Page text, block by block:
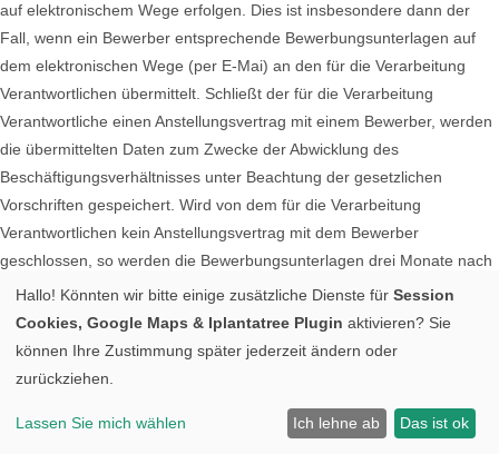
auf elektronischem Wege erfolgen. Dies ist insbesondere dann der
Fall, wenn ein Bewerber entsprechende Bewerbungsunterlagen auf
dem elektronischen Wege (per E-Mai) an den für die Verarbeitung
Verantwortlichen übermittelt. Schließt der für die Verarbeitung
Verantwortliche einen Anstellungsvertrag mit einem Bewerber, werden
die übermittelten Daten zum Zwecke der Abwicklung des
Beschäftigungsverhältnisses unter Beachtung der gesetzlichen
Vorschriften gespeichert. Wird von dem für die Verarbeitung
Verantwortlichen kein Anstellungsvertrag mit dem Bewerber
geschlossen, so werden die Bewerbungsunterlagen drei Monate nach
Bekanntgabe der Absageentscheidung automatisch gelöscht, sofern
einer Löschung keine sonstigen berechtigten Interessen des für die
Verarbeitung Verantwortlichen entgegenstehen. Sonstiges
berechtigtes Interesse in diesem Sinne ist beispielsweise eine
Gleichbehandlungsgesetz (AGG).
Hallo! Könnten wir bitte einige zusätzliche Dienste für Session
Cookies, Google Maps & Iplantatree Plugin aktivieren? Sie
können Ihre Zustimmung später jederzeit ändern oder
zurückziehen.
Lassen Sie mich wählen Ich lehne ab Das ist ok